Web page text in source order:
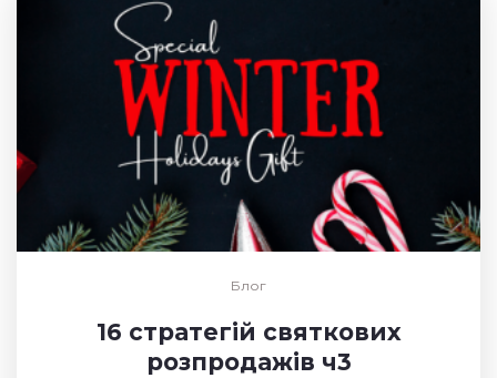
Блог
16 стратегій святкових
розпродажів ч3